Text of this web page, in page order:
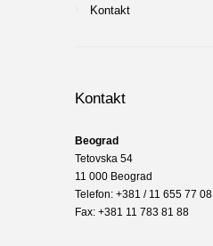
Kontakt
Kontakt
Beograd
Tetovska 54
11 000 Beograd
Telefon: +381 / 11 655 77 08
Fax: +381 11 783 81 88